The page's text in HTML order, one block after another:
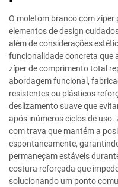
O moletom branco com
elementos de design
além de considerações
funcionalidade concreta que
zíper de comprimento total
abordagem funcional,
resistentes ou plásticos
deslizamento suave que
após inúmeros ciclos de uso.
com trava que mantém a
espontaneamente,
permaneçam estáveis
costura reforçada que
solucionando um ponto